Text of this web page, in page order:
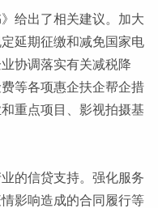
给出了相关建议。加大
延期征缴和减免国家电
协调落实有关减税降
等各项惠企扶企帮企措
重点项目、影视拍摄基
的信贷支持。强化服务
影响造成的合同履行等